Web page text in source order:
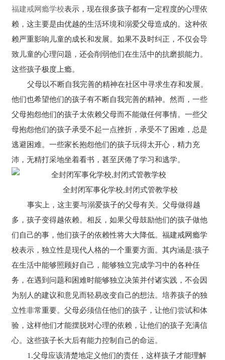
福建戒网瘾学校表示，现在很多孩子都有一定程度的心理依
赖，这主要是由优越的生活环境和溺爱父母造成的。这种依
赖严重影响儿童的成长和发展。如果不及时纠正，不仅会导
致儿童的心理问题，还会削弱他们在生活中的抗磨损能力。
这些孩子极度上瘾。
父母以不断自我完善的精神在社区中寻求生存和发展。
他们也希望他们的孩子有不断自我完善的精神。然而，一些
父母抱怨他们的孩子太依赖父母而不能做任何事情。一些父
母抱怨他们的孩子承受不起一点挫折，承受不了困难，总是
逃避困难。一些家长抱怨他们的孩子玩得太开心，精力充
沛，无精打采地坐着看书，甚至厌倦了学习和逃学。
全封闭军事化学校,封闭式管教学校
事实上，这主要与溺爱孩子的父母有关。父母做得越
多，孩子变得越依赖。相反，如果父母鼓励他们的孩子做他
们自己的事，他们孩子的依赖性将大大降低。福建戒网瘾学
校表示，独立性是现代人格的一个重要方面。其内涵是:孩子
在生活中能够照顾好自己，能够独立完成学习中的各种任
务，在遇到问题和困难时能够独立决策并付诸实践，不会因
为别人的建议和意见而轻易改变自己的想法。培养孩子的独
立性非常重要。父母必须信任他们的孩子，让他们尝试和体
验，这样他们才能摆脱对心理的依赖，让他们的孩子充满信
心。这些孩子长大后有能力控制自己的命运。
1.父母应该清楚地定义他们的责任，这样孩子才能理解